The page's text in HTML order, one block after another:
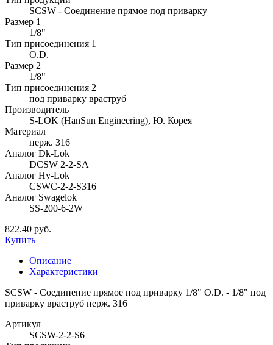
SCSW - Соединение прямое под приварку
Размер 1
1/8"
Тип присоединения 1
O.D.
Размер 2
1/8"
Тип присоединения 2
под приварку враструб
Производитель
S-LOK (HanSun Engineering), Ю. Корея
Материал
нерж. 316
Аналог Dk-Lok
DCSW 2-2-SA
Аналог Hy-Lok
CSWC-2-2-S316
Аналог Swagelok
SS-200-6-2W
822.40 руб.
Купить
Описание
Характеристики
SCSW - Соединение прямое под приварку 1/8" O.D. - 1/8" под
приварку враструб нерж. 316
Артикул
SCSW-2-2-S6